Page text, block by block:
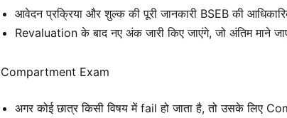
आवेदन प्रक्रिया और शुल्क की पूरी जानकारी BSEB की
Revaluation के बाद नए अंक जारी किए जाएंगे, जो अंतिम माने
Compartment Exam
अगर कोई छात्र किसी विषय में fail हो जाता है, तो उसके लिए